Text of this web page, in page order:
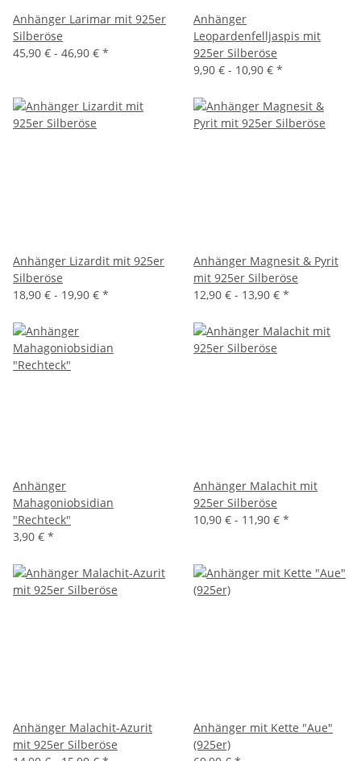
Anhänger Larimar mit 925er
Silberöse
45,90 € - 46,90 € *
Anhänger
Leopardenfelljaspis mit
925er Silberöse
9,90 € - 10,90 € *
Anhänger Lizardit mit 925er
Silberöse
18,90 € - 19,90 € *
Anhänger Magnesit & Pyrit
mit 925er Silberöse
12,90 € - 13,90 € *
Anhänger
Mahagoniobsidian
"Rechteck"
3,90 € *
Anhänger Malachit mit
925er Silberöse
10,90 € - 11,90 € *
Anhänger Malachit-Azurit
mit 925er Silberöse
Anhänger mit Kette "Aue"
(925er)